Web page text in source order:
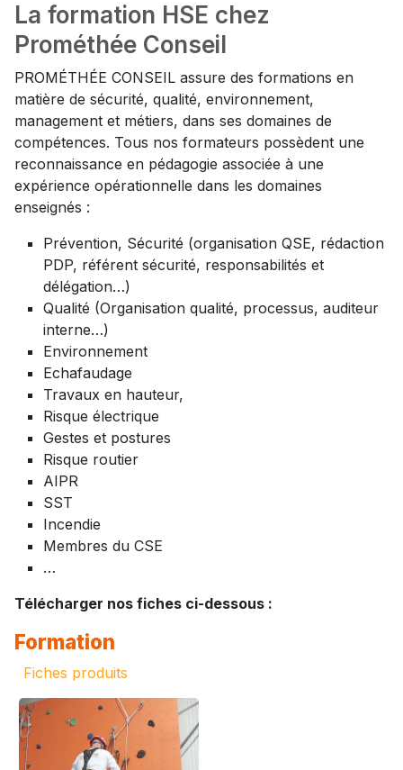
La formation HSE chez
Prométhée Conseil
PROMÉTHÉE CONSEIL assure des formations en
matière de sécurité, qualité, environnement,
management et métiers, dans ses domaines de
compétences. Tous nos formateurs possèdent une
reconnaissance en pédagogie associée à une
expérience opérationnelle dans les domaines
enseignés :
Prévention, Sécurité (organisation QSE, rédaction
PDP, référent sécurité, responsabilités et
délégation…)
Qualité (Organisation qualité, processus, auditeur
interne…)
Environnement
Echafaudage
Travaux en hauteur,
Risque électrique
Gestes et postures
Risque routier
AIPR
SST
Incendie
Membres du CSE
…
Télécharger nos fiches ci-dessous :
Formation
Fiches produits